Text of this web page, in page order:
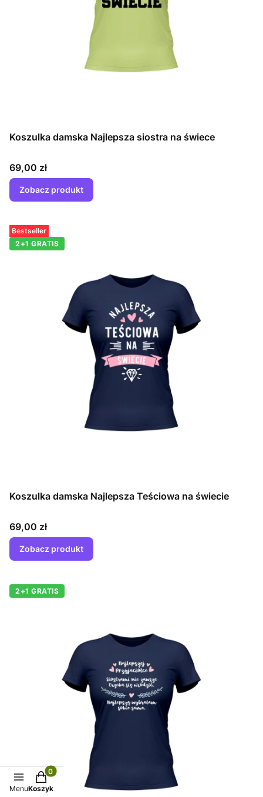
Koszulka damska Najlepsza siostra na świece
Cena
69,00 zł
Zobacz produkt
Bestseller
2+1 GRATIS
Koszulka damska Najlepsza Teściowa na świecie
Cena
69,00 zł
Zobacz produkt
2+1 GRATIS
Menu
Produkty w koszyku: 0. Zobacz szczegóły
Koszyk